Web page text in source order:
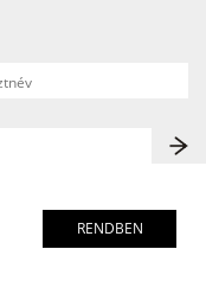
RENDBEN